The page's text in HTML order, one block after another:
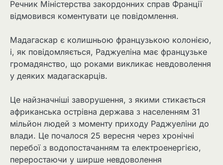
Речник Міністерства закордонних справ Франції
відмовився коментувати це повідомлення.
Мадагаскар є колишньою французькою колонією,
і, як повідомляється, Раджуеліна має французьке
громадянство, що роками викликає невдоволення
у деяких мадагаскарців.
Це найзначніші заворушення, з якими стикається
африканська острівна держава з населенням 31
мільйон людей з моменту приходу Раджуеліни до
влади. Це почалося 25 вересня через хронічні
перебої з водопостачанням та електроенергією,
переростаючи у ширше невдоволення